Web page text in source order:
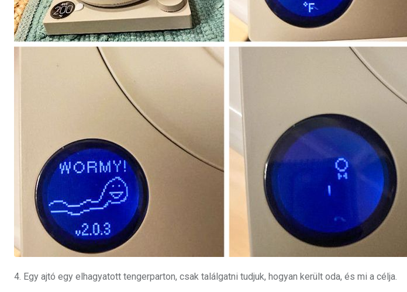
4. Egy ajtó egy elhagyatott tengerparton, csak találgatni tudjuk, hogyan került oda, és mi a célja.